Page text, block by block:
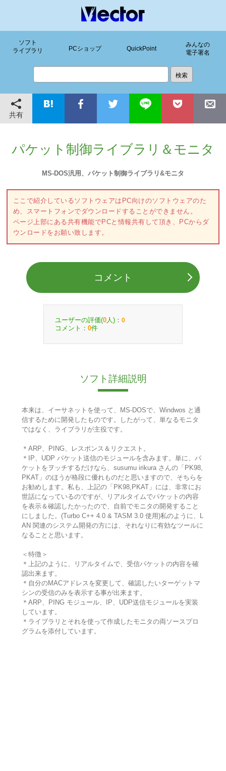
ソフト
ライブラリ
PCショップ QuickPoint
みんなの
電子署名
共有
パケット制御ライブラリ＆モニタ
MS-DOS汎用、パケット制御ライブラリ&モニタ
ここで紹介しているソフトウェアはPC向けのソフトウェアのた
め、スマートフォンでダウンロードすることができません。
ページ上部にある共有機能でPCと情報共有して頂き、PCからダ
ウンロードをお願い致します。
コメント
ユーザーの評価(0 人)： 0
コメント： 0件
ソフト詳細説明
本来は、イーサネットを使って、MS-DOSで、Windwos と通
信するために開発したものです。したがって、単なるモニタ
ではなく、ライブラリが主役です。
＊ARP、PING、レスポンス＆リクエスト。
＊IP、UDP パケット送信のモジュールを含みます。単に、パ
ケットをヲッチするだけなら、susumu irikura さんの「PK98,
PKAT」のほうが格段に優れものだと思いますので、そちらを
お勧めします。私も、上記の「PK98,PKAT」には、非常にお
世話になっているのですが、リアルタイムでパケットの内容
を表示＆確認したかったので、自前でモニタの開発すること
にしました。(Turbo C++ 4.0 & TASM 3.0 使用)私のように、L
AN 関連のシステム開発の方には、それなりに有効なツールに
なることと思います。
＜特徴＞
＊上記のように、リアルタイムで、受信パケットの内容を確
認出来ます。
＊自分のMACアドレスを変更して、確認したいターゲットマ
シンの受信のみを表示する事が出来ます。
＊ARP、PING モジュール、IP、UDP送信モジュールを実装
しています。
＊ライブラリとそれを使って作成したモニタの両ソースプロ
グラムを添付しています。